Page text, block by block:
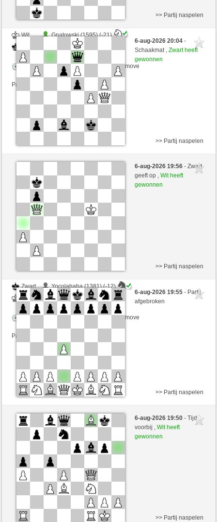
Wit
Gnatowski (1595) (-21)
irokese (1490) (+21)
Speelduur: 3 minutes/side + 0 seconds/move
Partij telt mee voor de ranglijst
>> Partij naspelen
6-aug-2026 20:04-
Schaakmat ,Zwart heeft
gewonnen
Wit
Yocolahaha (1369) (-11)
Speelduur: 3 minutes/side + 3 seconds/move
Partij telt mee voor de ranglijst
>> Partij naspelen
6-aug-2026 19:56- Zwart
geeft op ,Wit heeft
gewonnen
Zwart
Yocolahaha (1381) (-12)
Wit
irokese (1467) (+12)
Speelduur: 3 minutes/side + 3 seconds/move
Partij telt mee voor de ranglijst
>> Partij naspelen
6-aug-2026 19:55- Partij
afgebroken
Zwart
archetype (1703)
Wit
irokese (1467)
Speelduur: 3 minutes/side + 3 seconds/move
Partij telt mee voor de ranglijst
>> Partij naspelen
6-aug-2026 19:50- Tijd
voorbij ,Wit heeft
gewonnen
>> Partij naspelen